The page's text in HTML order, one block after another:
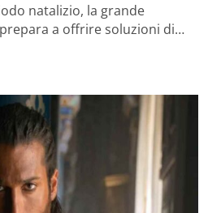
natalizio, la grande
a offrire soluzioni di…